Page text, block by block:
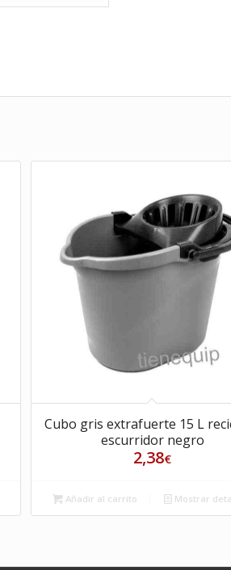
Cubo gris extrafuerte 15 L
escurridor negro
2,38€
Añadir al carrito Mostrar